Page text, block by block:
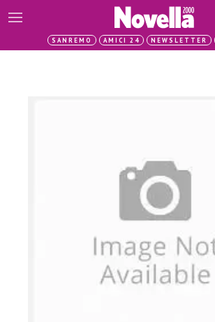
SANREMO AMICI 24 NEWSLETTER